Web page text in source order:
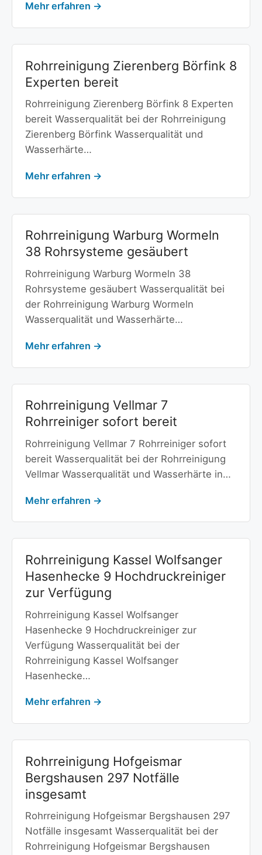
Mehr erfahren →
Rohrreinigung Zierenberg Börfink 8
Experten bereit
Rohrreinigung Zierenberg Börfink 8 Experten
bereit Wasserqualität bei der Rohrreinigung
Zierenberg Börfink Wasserqualität und
Wasserhärte…
Mehr erfahren →
Rohrreinigung Warburg Wormeln
38 Rohrsysteme gesäubert
Rohrreinigung Warburg Wormeln 38
Rohrsysteme gesäubert Wasserqualität bei
der Rohrreinigung Warburg Wormeln
Wasserqualität und Wasserhärte…
Mehr erfahren →
Rohrreinigung Vellmar 7
Rohrreiniger sofort bereit
Rohrreinigung Vellmar 7 Rohrreiniger sofort
bereit Wasserqualität bei der Rohrreinigung
Vellmar Wasserqualität und Wasserhärte in…
Mehr erfahren →
Rohrreinigung Kassel Wolfsanger
Hasenhecke 9 Hochdruckreiniger
zur Verfügung
Rohrreinigung Kassel Wolfsanger
Hasenhecke 9 Hochdruckreiniger zur
Verfügung Wasserqualität bei der
Rohrreinigung Kassel Wolfsanger
Hasenhecke…
Mehr erfahren →
Rohrreinigung Hofgeismar
Bergshausen 297 Notfälle
insgesamt
Rohrreinigung Hofgeismar Bergshausen 297
Notfälle insgesamt Wasserqualität bei der
Rohrreinigung Hofgeismar Bergshausen